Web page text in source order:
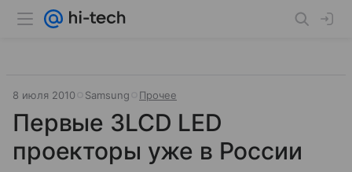
8 июля 2010 Samsung Прочее
Первые 3LCD LED
проекторы уже в России